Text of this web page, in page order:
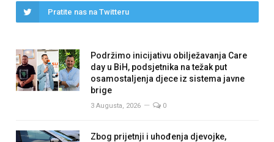
Pratite nas na Twitteru
Podržimo inicijativu obilježavanja Care
day u BiH, podsjetnika na težak put
osamostaljenja djece iz sistema javne
brige
3 Augusta, 2026 0
Zbog prijetnji i uhođenja djevojke,